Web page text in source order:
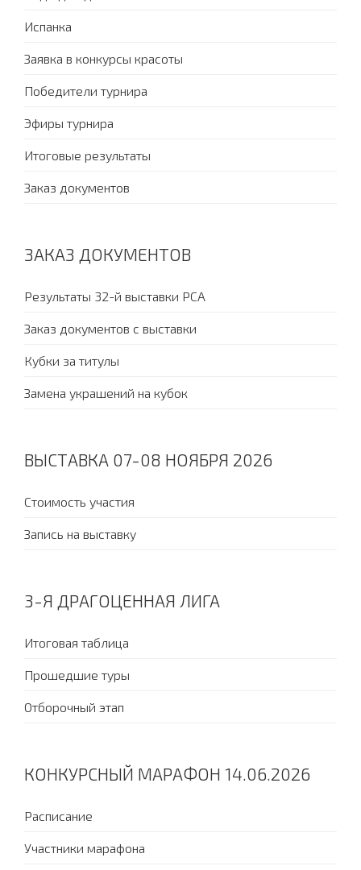
Испанка
Заявка в конкурсы красоты
Победители турнира
Эфиры турнира
Итоговые результаты
Заказ документов
ЗАКАЗ ДОКУМЕНТОВ
Результаты 32-й выставки PCA
Заказ документов с выставки
Кубки за титулы
Замена украшений на кубок
ВЫСТАВКА 07-08 НОЯБРЯ 2026
Стоимость участия
Запись на выставку
3-Я ДРАГОЦЕННАЯ ЛИГА
Итоговая таблица
Прошедшие туры
Отборочный этап
КОНКУРСНЫЙ МАРАФОН 14.06.2026
Расписание
Участники марафона